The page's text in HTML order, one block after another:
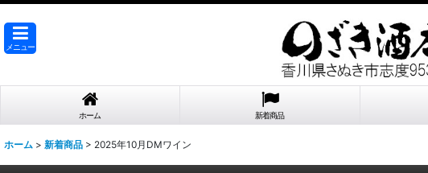
メニュー
ホーム 新着商品
ホーム > 新着商品 > 2025年10月DMワイン